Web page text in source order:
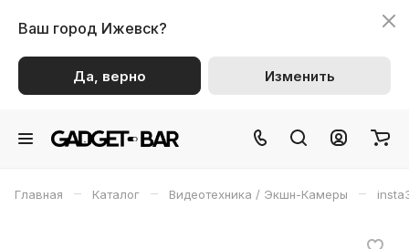
Ваш город Ижевск?
Да, верно Изменить
Главная – Каталог – Видеотехника / Экшн-Камеры –